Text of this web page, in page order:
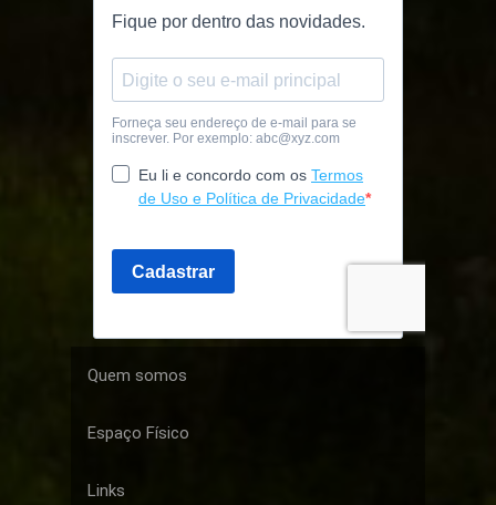
Quem somos
Espaço Físico
Links